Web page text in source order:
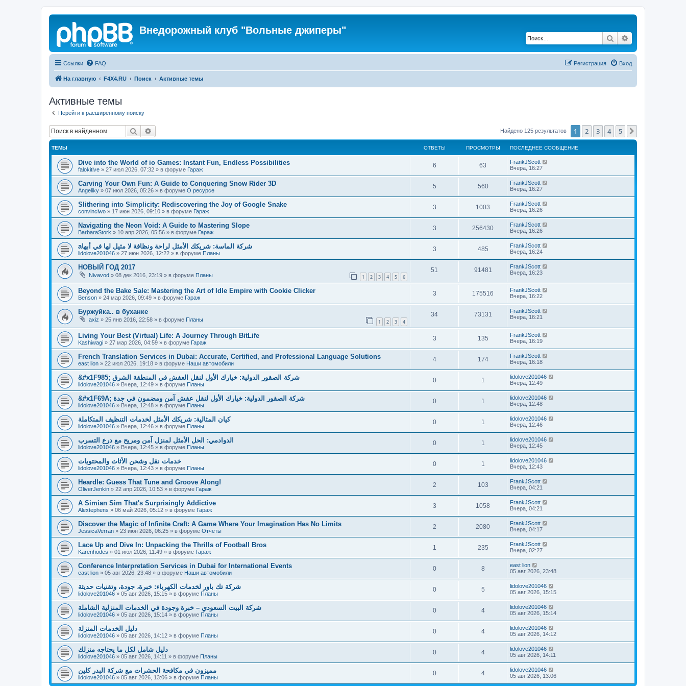
Внедорожный клуб "Вольные джиперы"
Поиск
Ссылки FAQ Вход
Регистрация
На главную F4X4.RU Поиск Активные темы
Активные темы
Перейти к расширенному поиску
Поиск Найдено 125 результатов 1 2 3 4 5
ТЕМЫ ОТВЕТЫ ПРОСМОТРЫ ПОСЛЕДНЕЕ СООБЩЕНИЕ
Dive into the World of io Games: Instant Fun, Endless Possibilities
falokitive » 27 июл 2026, 07:32 » в форуме Гараж
6 63
FrankJScott
Вчера, 16:27
Carving Your Own Fun: A Guide to Conquering Snow Rider 3D
Angeliky » 07 июл 2026, 05:26 » в форуме О ресурсе
5 560
FrankJScott
Вчера, 16:27
Slithering into Simplicity: Rediscovering the Joy of Google Snake
convinciwo » 17 июн 2026, 09:10 » в форуме Гараж
3 1003
FrankJScott
Вчера, 16:26
Navigating the Neon Void: A Guide to Mastering Slope
BarbaraStork » 10 апр 2026, 05:56 » в форуме Гараж
3 256430
FrankJScott
Вчера, 16:26
aشركة الماسة: شريكك الأمثل لراحة ونظافة لا مثيل لها في أبها
lidolove201046 » 27 июн 2026, 12:22 » в форуме Планы
3 485
FrankJScott
Вчера, 16:24
НОВЫЙ ГОД 2017
Nivavod » 08 дек 2016, 23:19 » в форуме Планы 1 2 3 4 5 6
51 91481
FrankJScott
Вчера, 16:23
Beyond the Bake Sale: Mastering the Art of Idle Empire with Cookie Clicker
Benson » 24 мар 2026, 09:49 » в форуме Гараж
3 175516
FrankJScott
Вчера, 16:22
Буржуйка.. в буханке
axiz » 25 янв 2016, 22:58 » в форуме Планы 1 2 3 4
34 73131
FrankJScott
Вчера, 16:21
Living Your Best (Virtual) Life: A Journey Through BitLife
Kashiwagi » 27 мар 2026, 04:59 » в форуме Гараж
3 135
FrankJScott
Вчера, 16:19
French Translation Services in Dubai: Accurate, Certified, and Professional Language Solutions
east lion » 22 июл 2026, 19:18 » в форуме Наши автомобили
4 174
FrankJScott
Вчера, 16:18
&#x1F985; شركة الصقور الدولية: خيارك الأول لنقل العفش في المنطقة الشرق
lidolove201046 » Вчера, 12:49 » в форуме Планы
0 1
lidolove201046
Вчера, 12:49
&#x1F69A; شركة الصقور الدولية: خيارك الأول لنقل عفش آمن ومضمون في جدة
lidolove201046 » Вчера, 12:48 » в форуме Планы
0 1
lidolove201046
Вчера, 12:48
كيان المثالية: شريكك الأمثل لخدمات التنظيف المتكاملة
lidolove201046 » Вчера, 12:46 » в форуме Планы
0 1
lidolove201046
Вчера, 12:46
الدوادمي: الحل الأمثل لمنزل آمن ومريح مع درع التسرب
lidolove201046 » Вчера, 12:45 » в форуме Планы
0 1
lidolove201046
Вчера, 12:45
خدمات نقل وشحن الأثاث والمحتويات
lidolove201046 » Вчера, 12:43 » в форуме Планы
0 1
lidolove201046
Вчера, 12:43
Heardle: Guess That Tune and Groove Along!
OliverJenkin » 22 апр 2026, 10:53 » в форуме Гараж
2 103
FrankJScott
Вчера, 04:21
A Simian Sim That's Surprisingly Addictive
Alextephens » 06 май 2026, 05:12 » в форуме Гараж
3 1058
FrankJScott
Вчера, 04:21
Discover the Magic of Infinite Craft: A Game Where Your Imagination Has No Limits
JessicaVerran » 23 июн 2026, 06:25 » в форуме Отчеты
2 2080
FrankJScott
Вчера, 04:17
Lace Up and Dive In: Unpacking the Thrills of Football Bros
Karenhodes » 01 июл 2026, 11:49 » в форуме Гараж
1 235
FrankJScott
Вчера, 02:27
Conference Interpretation Services in Dubai for International Events
east lion » 05 авг 2026, 23:48 » в форуме Наши автомобили
0 8
east lion
05 авг 2026, 23:48
شركة تك باور لخدمات الكهرباء: خبرة، جودة، وتقنيات حديثة
lidolove201046 » 05 авг 2026, 15:15 » в форуме Планы
0 5
lidolove201046
05 авг 2026, 15:15
شركة البيت السعودي – خبرة وجودة في الخدمات المنزلية الشاملة
lidolove201046 » 05 авг 2026, 15:14 » в форуме Планы
0 4
lidolove201046
05 авг 2026, 15:14
دليل الخدمات المنزلة
lidolove201046 » 05 авг 2026, 14:12 » в форуме Планы
0 4
lidolove201046
05 авг 2026, 14:12
دليل شامل لكل ما يحتاجه منزلك
lidolove201046 » 05 авг 2026, 14:11 » в форуме Планы
0 4
lidolove201046
05 авг 2026, 14:11
مميزون في مكافحة الحشرات مع شركة البدر كلين
lidolove201046 » 05 авг 2026, 13:06 » в форуме Планы
0 4
lidolove201046
05 авг 2026, 13:06